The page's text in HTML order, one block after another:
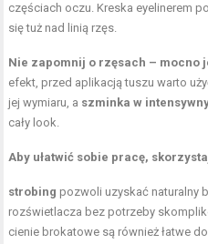
częściach oczu. Kreska eyelinerem
się tuż nad linią rzęs.
Nie zapomnij o rzęsach – mocno
efekt, przed aplikacją tuszu warto
jej wymiaru, a szminka w
cały look.
Aby ułatwić sobie pracę,
strobing pozwoli uzyskać naturalny
rozświetlacza bez potrzeby
cienie brokatowe są również łatwe